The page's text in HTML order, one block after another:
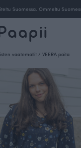
Suomessa. Ommeltu
vaatemallit / VEERA paita